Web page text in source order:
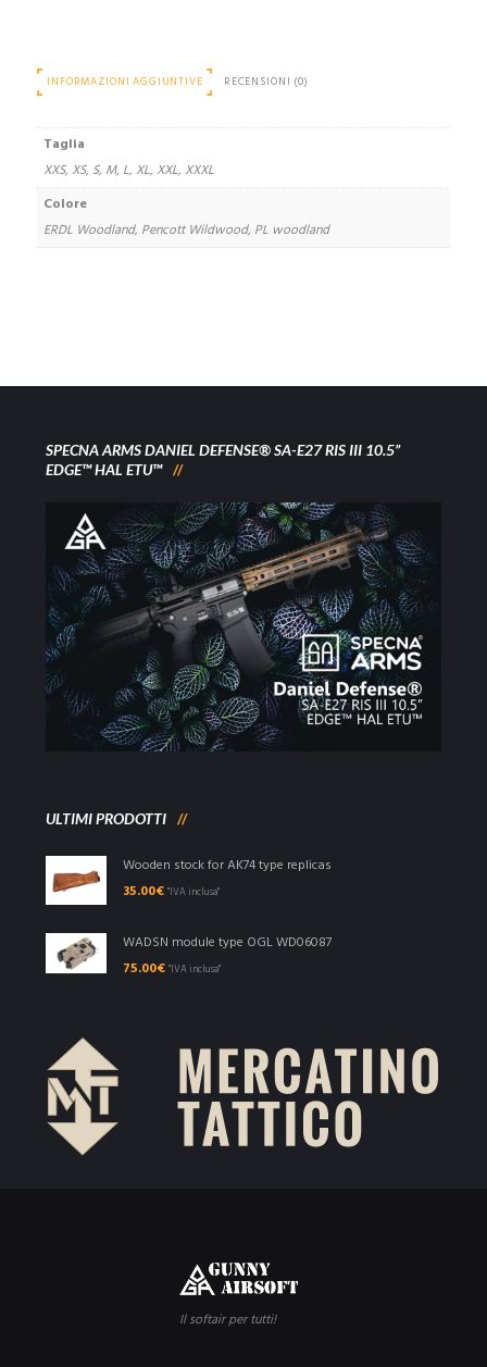
INFORMAZIONI AGGIUNTIVE RECENSIONI (0)
Taglia
XXS, XS, S, M, L, XL, XXL, XXXL
Colore
ERDL Woodland, Pencott Wildwood, PL woodland
SPECNA ARMS DANIEL DEFENSE® SA-E27 RIS III 10.5”
EDGE™ HAL ETU™
ULTIMI PRODOTTI
Wooden stock for AK74 type replicas
35.00€ "IVA inclusa"
WADSN module type OGL WD06087
75.00€ "IVA inclusa"
Il softair per tutti!